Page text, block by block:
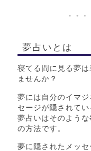
夢占いとは
寝てる間に見る夢
ませんか？
夢には自分のイマ
セージが隠されてい
夢占いはそのよう
の方法です。
夢に隠されたメッ